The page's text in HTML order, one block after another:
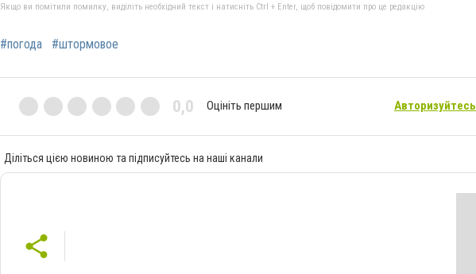
Якщо ви помітили помилку, виділіть необхідний текст і натисніть Ctrl + Enter, щоб повідомити про це редакцію
#погода #штормовое
0,0 Оцініть першим Авторизуйтесь
Діліться цією новиною та підписуйтесь на наші канали